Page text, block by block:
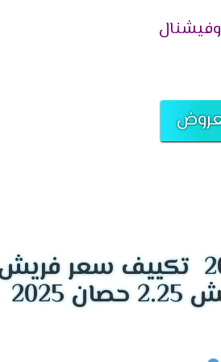
بأعلى مستوى من الخبرة للعمل
الغيار الأصلية لجميع العملاء،
مع الفرع أو مركز البيع
الرد على العملاء والإجابة على
تكن الإجابة من ضمن اختصاص ممثل
تكييف سعر فريش 2.25 حصان